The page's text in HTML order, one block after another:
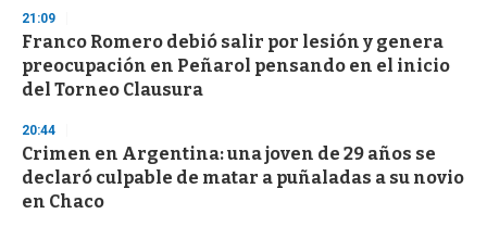
21:09
Franco Romero debió salir por lesión y genera
preocupación en Peñarol pensando en el inicio
del Torneo Clausura
20:44
Crimen en Argentina: una joven de 29 años se
declaró culpable de matar a puñaladas a su novio
en Chaco